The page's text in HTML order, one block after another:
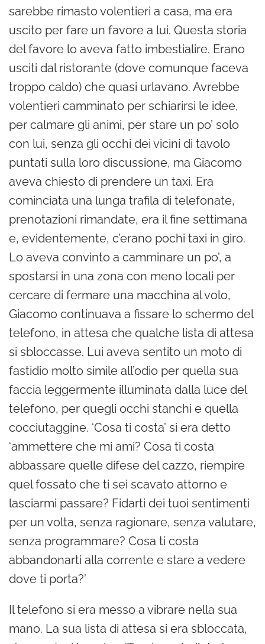
sarebbe rimasto volentieri a casa, ma era
uscito per fare un favore a lui. Questa storia
del favore lo aveva fatto imbestialire. Erano
usciti dal ristorante (dove comunque faceva
troppo caldo) che quasi urlavano. Avrebbe
volentieri camminato per schiarirsi le idee,
per calmare gli animi, per stare un po’ solo
con lui, senza gli occhi dei vicini di tavolo
puntati sulla loro discussione, ma Giacomo
aveva chiesto di prendere un taxi. Era
cominciata una lunga trafila di telefonate,
prenotazioni rimandate, era il fine settimana
e, evidentemente, c’erano pochi taxi in giro.
Lo aveva convinto a camminare un po’, a
spostarsi in una zona con meno locali per
cercare di fermare una macchina al volo,
Giacomo continuava a fissare lo schermo del
telefono, in attesa che qualche lista di attesa
si sbloccasse. Lui aveva sentito un moto di
fastidio molto simile all’odio per quella sua
faccia leggermente illuminata dalla luce del
telefono, per quegli occhi stanchi e quella
cocciutaggine. ‘Cosa ti costa’ si era detto
‘ammettere che mi ami? Cosa ti costa
abbassare quelle difese del cazzo, riempire
quel fossato che ti sei scavato attorno e
lasciarmi passare? Fidarti dei tuoi sentimenti
per un volta, senza ragionare, senza valutare,
senza programmare? Cosa ti costa
abbandonarti alla corrente e stare a vedere
dove ti porta?’
Il telefono si era messo a vibrare nella sua
mano. La sua lista di attesa si era sbloccata,